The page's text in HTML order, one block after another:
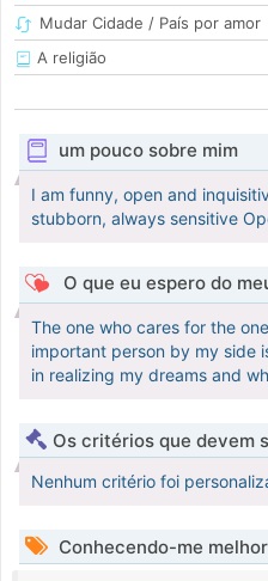
Mudar Cidade / País por amor
A religião
um pouco sobre mim
I am funny, open and
stubborn, always sensitive
O que eu espero do
The one who cares for the
important person by my side
in realizing my dreams and
Os critérios que devem
Nenhum critério foi
Conhecendo-me melhor